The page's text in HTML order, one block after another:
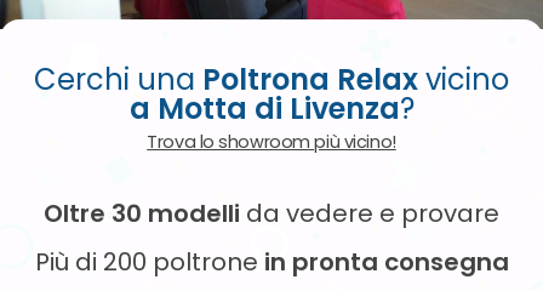
Cerchi una Poltrona Relaxvicino
a Motta di Livenza?
Trova lo showroom più vicino!
Oltre 30 modelli da vedere e provare
Più di 200 poltrone in pronta consegna